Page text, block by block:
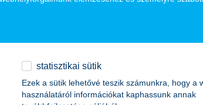
szakember szerint talán a hazai
aktivitásra a zöld energia vásárlása - a zöld
követően a környezeti fenntarthatóság
statisztikai sütik
Ezek a sütik lehetővé teszik számunkra, hogy a
használatáról információkat kaphassunk annak